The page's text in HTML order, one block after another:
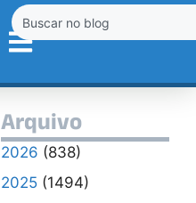
Arquivo
2026 (838)
2025(1494)